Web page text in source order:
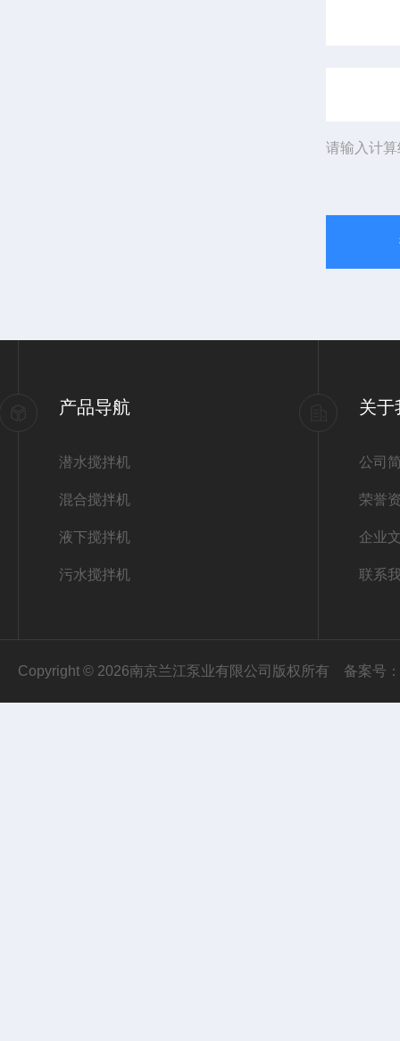
请输入计
产品导航
潜水搅拌机
混合搅拌机
液下搅拌机
污水搅拌机
关于
公司
荣誉
企业
联系
Copyright © 2026南京兰江泵业有限公司版权所有 备案号